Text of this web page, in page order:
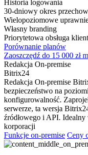
Historia logowania
30-dniowy okres
Wielopoziomowe
Własny branding
Priorytetowa obsługa
Porównanie planów
Zaoszczędź do 15 000 zł
Redakcja On-premise
Bitrix24
Redakcja On-premise
bezpieczeństwo na
konfigurowalność.
serwerze, ta wersja
źródłowego i API.
korporacji
Funkcje on-premise Ceny